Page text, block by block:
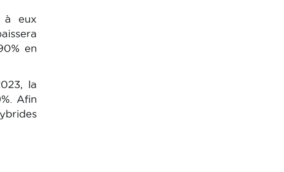
à eux
en
la
Afin